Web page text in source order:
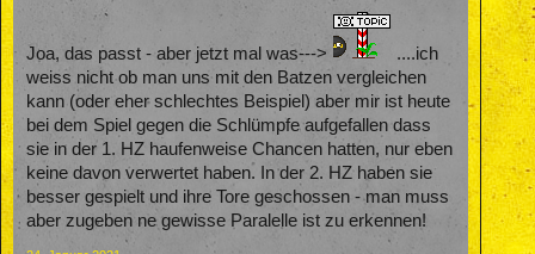
Joa, das passt - aber jetzt mal was--->
....ich
weiss nicht ob man uns mit den Batzen vergleichen
kann (oder eher schlechtes Beispiel) aber mir ist heute
bei dem Spiel gegen die Schlümpfe aufgefallen dass
sie in der 1. HZ haufenweise Chancen hatten, nur eben
keine davon verwertet haben. In der 2. HZ haben sie
besser gespielt und ihre Tore geschossen - man muss
aber zugeben ne gewisse Paralelle ist zu erkennen!